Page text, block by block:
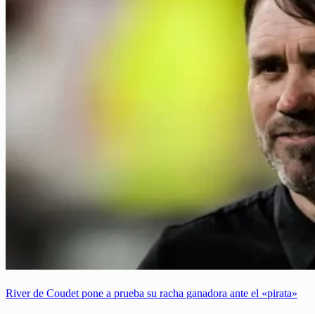
River de Coudet pone a prueba su racha ganadora ante el «pirata»